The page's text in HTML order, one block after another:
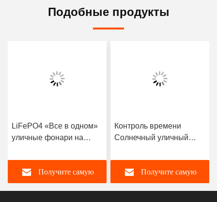
Подобные продукты
LiFePO4 «Все в одном»
уличные фонари на
Получите самую
Контроль времени
Солнечный уличный
Солнечный дорожный
свет
Получите самую